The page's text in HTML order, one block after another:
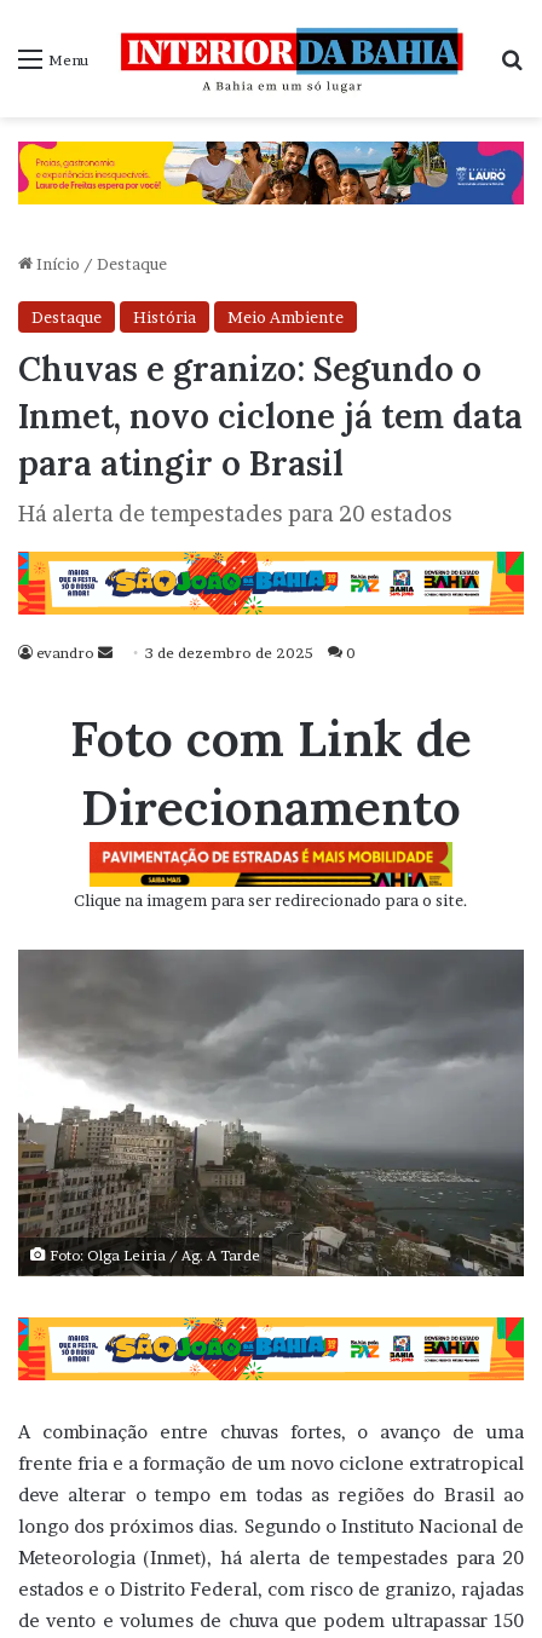
Menu
Início / Destaque
Destaque História Meio Ambiente
Chuvas e granizo: Segundo o
Inmet, novo ciclone já tem data
para atingir o Brasil
Há alerta de tempestades para 20 estados
evandro
Mande
mail
3 de dezembro de 2025 0
Foto com Link de
Direcionamento
Clique na imagem para ser redirecionado para o site.
Foto: Olga Leiria / Ag. A Tarde
A combinação entre chuvas fortes, o avanço de uma
frente fria e a formação de um novo ciclone extratropical
deve alterar o tempo em todas as regiões do Brasil ao
longo dos próximos dias. Segundo o Instituto Nacional de
Meteorologia (Inmet), há alerta de tempestades para 20
estados e o Distrito Federal, com risco de granizo, rajadas
de vento e volumes de chuva que podem ultrapassar 150